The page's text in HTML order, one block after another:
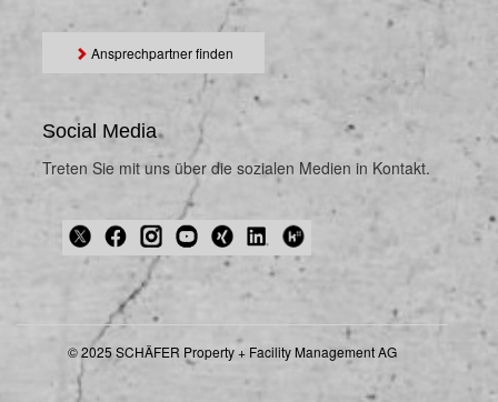
Ansprechpartner finden
Social Media
Treten Sie mit uns über die sozialen Medien in Kontakt.
© 2025 SCHÄFER Property + Facility Management AG